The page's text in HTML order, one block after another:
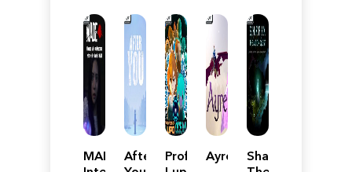
MADE: After
Professor
Ayre
Shapik: